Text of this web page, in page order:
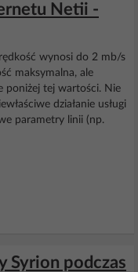
Netii -
wynosi do 2 mb/s
maksymalna, ale
poniżej tej wartości. Nie
działanie usługi
parametry linii (np.
Syrion podczas